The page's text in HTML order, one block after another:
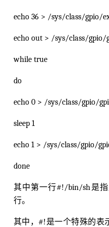
echo 36 > /sys/class/gpio/
echo out > /sys/class/gpio/
while true
do
echo 0 > /sys/class/gpio/
sleep 1
echo 1 > /sys/class/gpio/
done
其中第一行#!/bin/sh是
行。
其中，#!是一个特殊的表